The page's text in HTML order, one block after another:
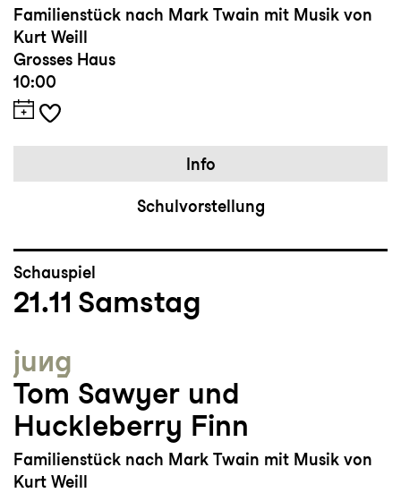
Familienstück nach Mark Twain mit Musik von
Kurt Weill
Grosses Haus
10:00
Info
Schulvorstellung
Schauspiel
21.11 Samstag
jung
Tom Sawyer und
Huckleberry Finn
Familienstück nach Mark Twain mit Musik von
Kurt Weill